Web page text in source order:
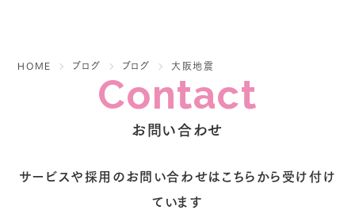
HOME ブログ ブログ 大阪地震
Contact
お問い合わせ
サービスや採用のお問い合わせはこちらから受け付け
ています